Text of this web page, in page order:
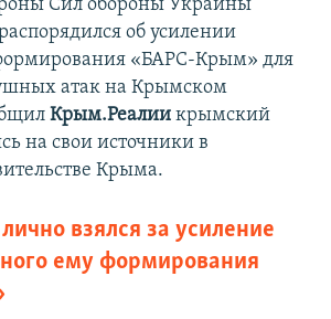
Сил обороны Украины
об усилении
«БАРС-Крым» для
атак на Крымском
Крым.Реалии крымский
на свои источники в
Крыма.
взялся за усиление
ему формирования